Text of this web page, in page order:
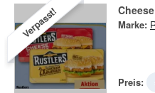
Verpasst! Marke:
Preis: